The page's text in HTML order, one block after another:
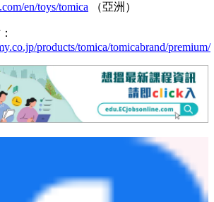
en/toys/tomica （亞洲）
products/tomica/tomicabrand/premium/